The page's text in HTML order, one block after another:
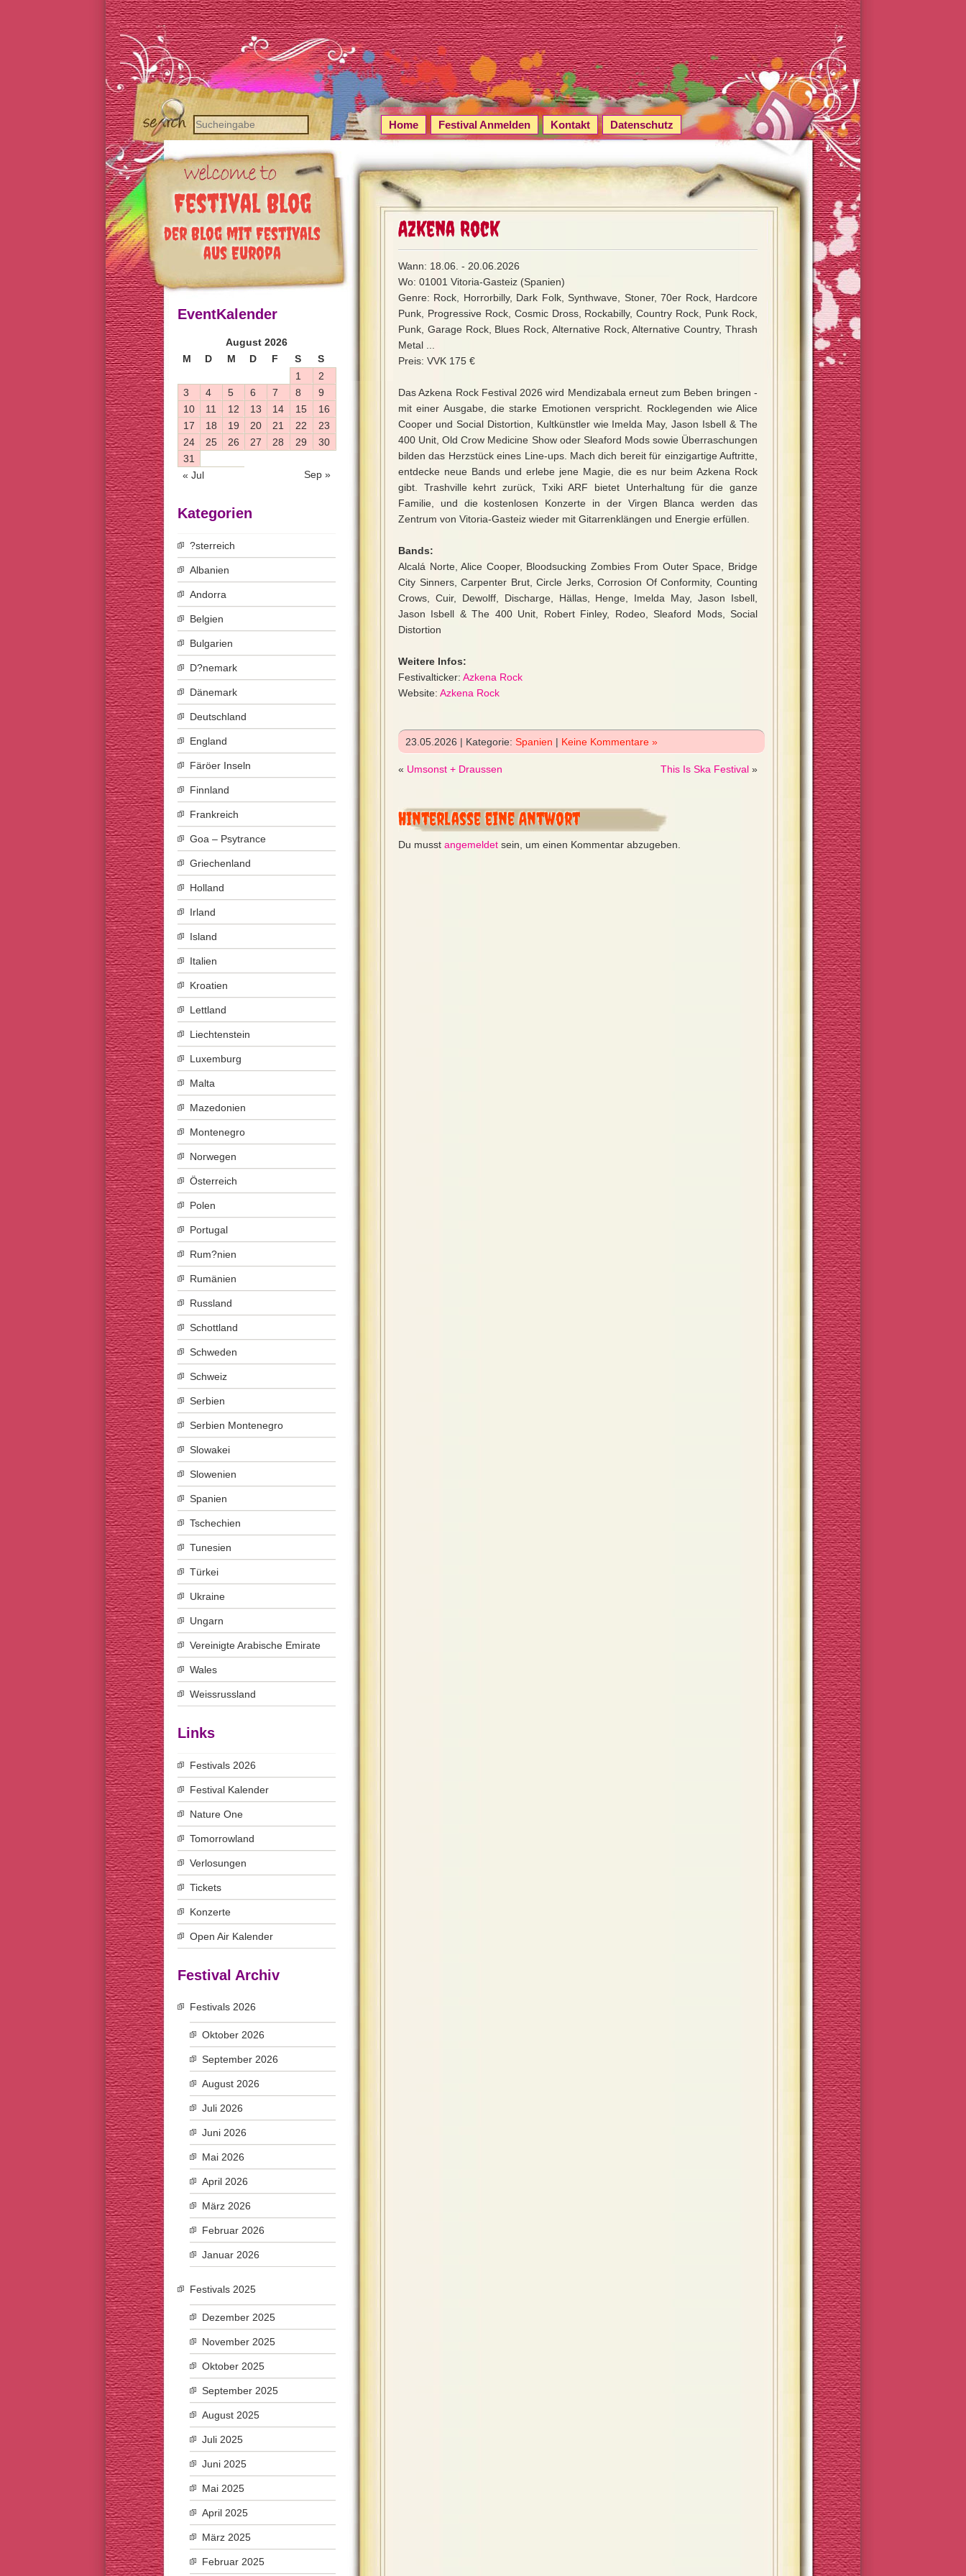
Festival Blog
der Blog mit Festivals
aus Europa
Home Festival Anmelden Kontakt Datenschutz
Azkena Rock
Wann: 18.06. - 20.06.2026
Wo: 01001 Vitoria-Gasteiz (Spanien)
Genre: Rock, Horrorbilly, Dark Folk, Synthwave, Stoner, 70er Rock, Hardcore
Punk, Progressive Rock, Cosmic Dross, Rockabilly, Country Rock, Punk Rock,
Punk, Garage Rock, Blues Rock, Alternative Rock, Alternative Country, Thrash
Metal ...
Preis: VVK 175 €
Das Azkena Rock Festival 2026 wird Mendizabala erneut zum Beben bringen -
mit einer Ausgabe, die starke Emotionen verspricht. Rocklegenden wie Alice
Cooper und Social Distortion, Kultkünstler wie Imelda May, Jason Isbell & The
400 Unit, Old Crow Medicine Show oder Sleaford Mods sowie Überraschungen
bilden das Herzstück eines Line-ups. Mach dich bereit für einzigartige Auftritte,
entdecke neue Bands und erlebe jene Magie, die es nur beim Azkena Rock
gibt. Trashville kehrt zurück, Txiki ARF bietet Unterhaltung für die ganze
Familie, und die kostenlosen Konzerte in der Virgen Blanca werden das
Zentrum von Vitoria-Gasteiz wieder mit Gitarrenklängen und Energie erfüllen.
Bands:
Alcalá Norte, Alice Cooper, Bloodsucking Zombies From Outer Space, Bridge
City Sinners, Carpenter Brut, Circle Jerks, Corrosion Of Conformity, Counting
Crows, Cuir, Dewolff, Discharge, Hällas, Henge, Imelda May, Jason Isbell,
Jason Isbell & The 400 Unit, Robert Finley, Rodeo, Sleaford Mods, Social
Distortion
Weitere Infos:
Festivalticker: Azkena Rock
Website: Azkena Rock
23.05.2026 | Kategorie: Spanien | Keine Kommentare »
« Umsonst + Draussen This Is Ska Festival »
Hinterlasse eine Antwort
Du musst angemeldet sein, um einen Kommentar abzugeben.
EventKalender
August 2026
M
D M D F S S
« Jul Sep »
1
2
3
4 5 6 7 8
9
10
11 12 13 14 15
16
17
18 19 20 21 22
23
24
25 26 27 28 29
30
31
Kategorien
?sterreich
Albanien
Andorra
Belgien
Bulgarien
D?nemark
Dänemark
Deutschland
England
Färöer Inseln
Finnland
Frankreich
Goa – Psytrance
Griechenland
Holland
Irland
Island
Italien
Kroatien
Lettland
Liechtenstein
Luxemburg
Malta
Mazedonien
Montenegro
Norwegen
Österreich
Polen
Portugal
Rum?nien
Rumänien
Russland
Schottland
Schweden
Schweiz
Serbien
Serbien Montenegro
Slowakei
Slowenien
Spanien
Tschechien
Tunesien
Türkei
Ukraine
Ungarn
Vereinigte Arabische Emirate
Wales
Weissrussland
Links
Festivals 2026
Festival Kalender
Nature One
Tomorrowland
Verlosungen
Tickets
Konzerte
Open Air Kalender
Festival Archiv
Festivals 2026
Oktober 2026
September 2026
August 2026
Juli 2026
Juni 2026
Mai 2026
April 2026
März 2026
Februar 2026
Januar 2026
Festivals 2025
Dezember 2025
November 2025
Oktober 2025
September 2025
August 2025
Juli 2025
Juni 2025
Mai 2025
April 2025
März 2025
Februar 2025